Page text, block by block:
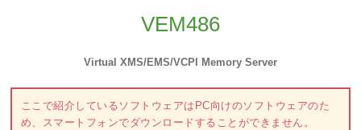
VEM486
Virtual XMS/EMS/VCPI Memory Server
ここで紹介しているソフトウェアはPC向けのソフトウェアのた
め、スマートフォンでダウンロードすることができません。